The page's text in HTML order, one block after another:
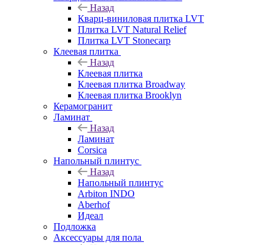
Назад
Кварц-виниловая плитка LVT
Плитка LVT Natural Relief
Плитка LVT Stonecarp
Клеевая плитка
Назад
Клеевая плитка
Клеевая плитка Broadway
Клеевая плитка Brooklyn
Керамогранит
Ламинат
Назад
Ламинат
Corsica
Напольный плинтус
Назад
Напольный плинтус
Arbiton INDO
Aberhof
Идеал
Подложка
Аксессуары для пола